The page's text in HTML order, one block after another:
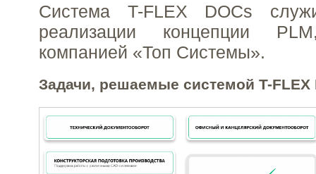
Система T-FLEX DOCs
реализации концепции
компанией «Топ Системы».
Задачи, решаемые системой T-FLEX